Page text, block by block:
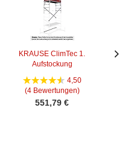
KRAUSE ClimTec 1.
Aufstockung
4,50
(4 Bewertungen)
551,79 €